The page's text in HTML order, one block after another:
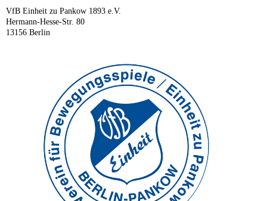
VfB Einheit zu Pankow 1893 e.V.
Hermann-Hesse-Str. 80
13156 Berlin